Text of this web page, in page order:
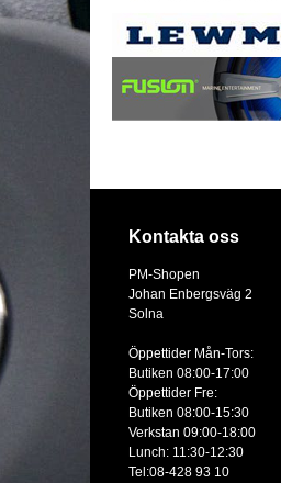
Kontakta oss
PM-Shopen
Johan Enbergsväg 2
Solna
Öppettider Mån-Tors:
Butiken 08:00-17:00
Öppettider Fre:
Butiken 08:00-15:30
Verkstan 09:00-18:00
Lunch: 11:30-12:30
Tel:08-428 93 10